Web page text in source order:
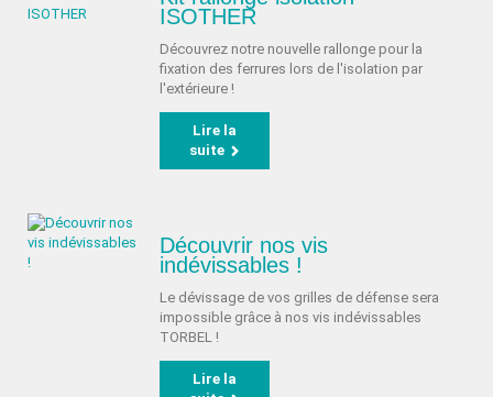
ISOTHER
Découvrez notre nouvelle rallonge pour la
fixation des ferrures lors de l'isolation par
l'extérieure !
Lire la
suite
Découvrir nos vis
indévissables !
Le dévissage de vos grilles de défense sera
impossible grâce à nos vis indévissables
TORBEL !
Lire la